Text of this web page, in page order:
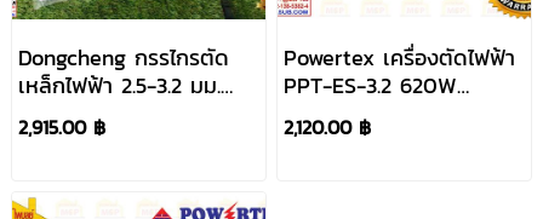
Dongcheng กรรไกรตัด
เหล็กไฟฟ้า 2.5-3.2 มม.
620W DJJ32
2,915.00 ฿
Powertex เครื่องตัดไฟฟ้า
PPT-ES-3.2 620W
กรรไกรตัดเหล็ก
2,120.00 ฿